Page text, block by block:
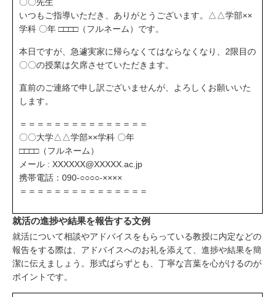
いつもご指導いただき、ありがとうございます。△△学部××
学科 〇年 □□□□（フルネーム）です。
本日ですが、急遽実家に帰らなくてはならなくなり、2限目の
〇〇の授業は欠席させていただきます。
直前のご連絡で申し訳ございませんが、よろしくお願いいた
します。
＝＝＝＝＝＝＝＝＝＝＝＝＝＝＝
〇〇大学△△学部××学科 〇年
□□□□（フルネーム）
メール : XXXXXX@XXXXX.ac.jp
携帯電話：090-○○○○-××××
＝＝＝＝＝＝＝＝＝＝＝＝＝＝＝
就活の進捗や結果を報告する文例
就活について相談やアドバイスをもらっている教授に内定などの
報告をする際は、アドバイスへのお礼を添えて、進捗や結果を簡
潔に伝えましょう。形式ばらずとも、丁寧な言葉を心がけるのが
ポイントです。